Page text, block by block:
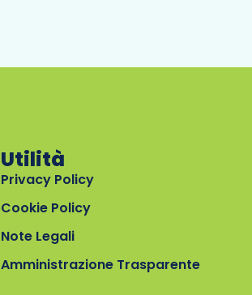
Utilità
Privacy Policy
Cookie Policy
Note Legali
Amministrazione Trasparente